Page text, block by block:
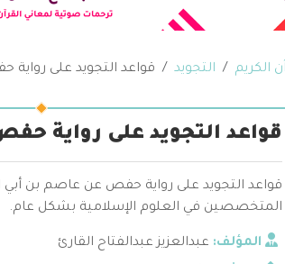
الكريم التجويد قواعد التجويد على
قواعد التجويد على رواية
قواعد التجويد على رواية حفص عن عاصم بن أبي
المتخصصين في العلوم الإسلامية بشكل عام.
المؤلف: عبدالعزيز عبدالفتاح القارئ